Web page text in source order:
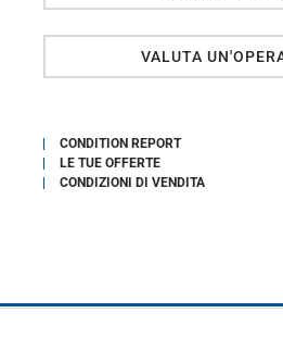
VALUTA
CONDITION REPORT
LE TUE OFFERTE
CONDIZIONI DI VENDITA